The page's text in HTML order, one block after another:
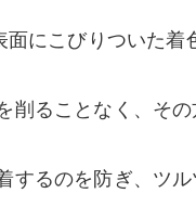
にこびりついた
ることなく、そ
るのを防ぎ、ツル